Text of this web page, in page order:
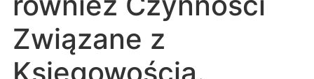
Związane z
Księgowością.